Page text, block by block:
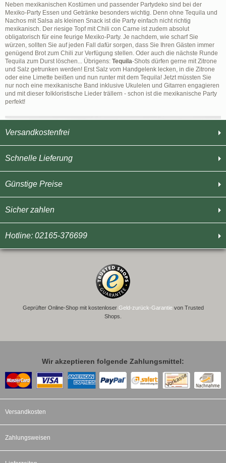
Versandkostenfrei
Schnelle Lieferung
Günstige Preise
Sicher zahlen
Hotline: 02165-376699
Neben mexikanischen Kostümen und passender Partydeko sind bei der
Mexiko-Party Essen und Getränke besonders wichtig. Denn ohne Tequila und
Nachos mit Salsa als kleinen Snack ist die Party einfach nicht richtig
mexikanisch. Der riesige Topf mit Chili con Carne ist zudem absolut
obligatorisch für eine feurige Mexiko-Party. Je nachdem, wie scharf Sie
würzen, sollten Sie auf jeden Fall dafür sorgen, dass Sie Ihren Gästen immer
genügend Brot zum Chili zur Verfügung stellen. Oder auch die nächste Runde
Tequila zum Durst löschen... Übrigens: Tequila-Shots dürfen gerne mit Zitrone
und Salz getrunken werden! Erst Salz vom Handgelenk lecken, in die Zitrone
oder eine Limette beißen und nun runter mit dem Tequila! Jetzt müssten Sie
nur noch eine mexikanische Band inklusive Ukulelen und Gitarren engagieren
und mit dieser folkloristische Lieder trällern - schon ist die mexikanische Party
perfekt!
Geprüfter Online-Shop mit kostenloser Geld-zurück-Garantievon Trusted
Shops.
Wir akzeptieren folgende Zahlungsmittel:
Versandkosten
Zahlungsweisen